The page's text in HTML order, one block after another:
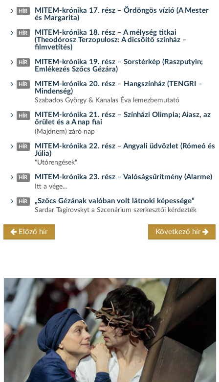
HÍR
MITEM-krónika 17. rész – Ördöngös vízió (A Mester
és Margarita)
HÍR
MITEM-krónika 18. rész – A mélység titkai
(Theodórosz Terzopulosz: A dicsőítő színház –
filmvetítés)
HÍR
MITEM-krónika 19. rész – Sorstérkép (Raszputyin;
Emlékezés Szőcs Gézára)
HÍR
MITEM-krónika 20. rész – Hangszínház (TENGRI –
Mindenség)
Szabados György & Kanalas Éva lemezbemutató
HÍR
MITEM-krónika 21. rész – Színházi Olimpia; Aiasz, az
őrület és a A nap fiai
(Majdnem) záró nap
HÍR
MITEM-krónika 22. rész – Angyali üdvözlet (Rómeó és
Júlia)
"Utórengések"
HÍR MITEM-krónika 23. rész – Valóságsűrítmény (Alarme)
Itt a vége...
HÍR „Szőcs Gézának valóban volt látnoki képessége”
Sardar Tagirovskyt a Szcenárium szerkesztői kérdezték
Előző hír Következő hír